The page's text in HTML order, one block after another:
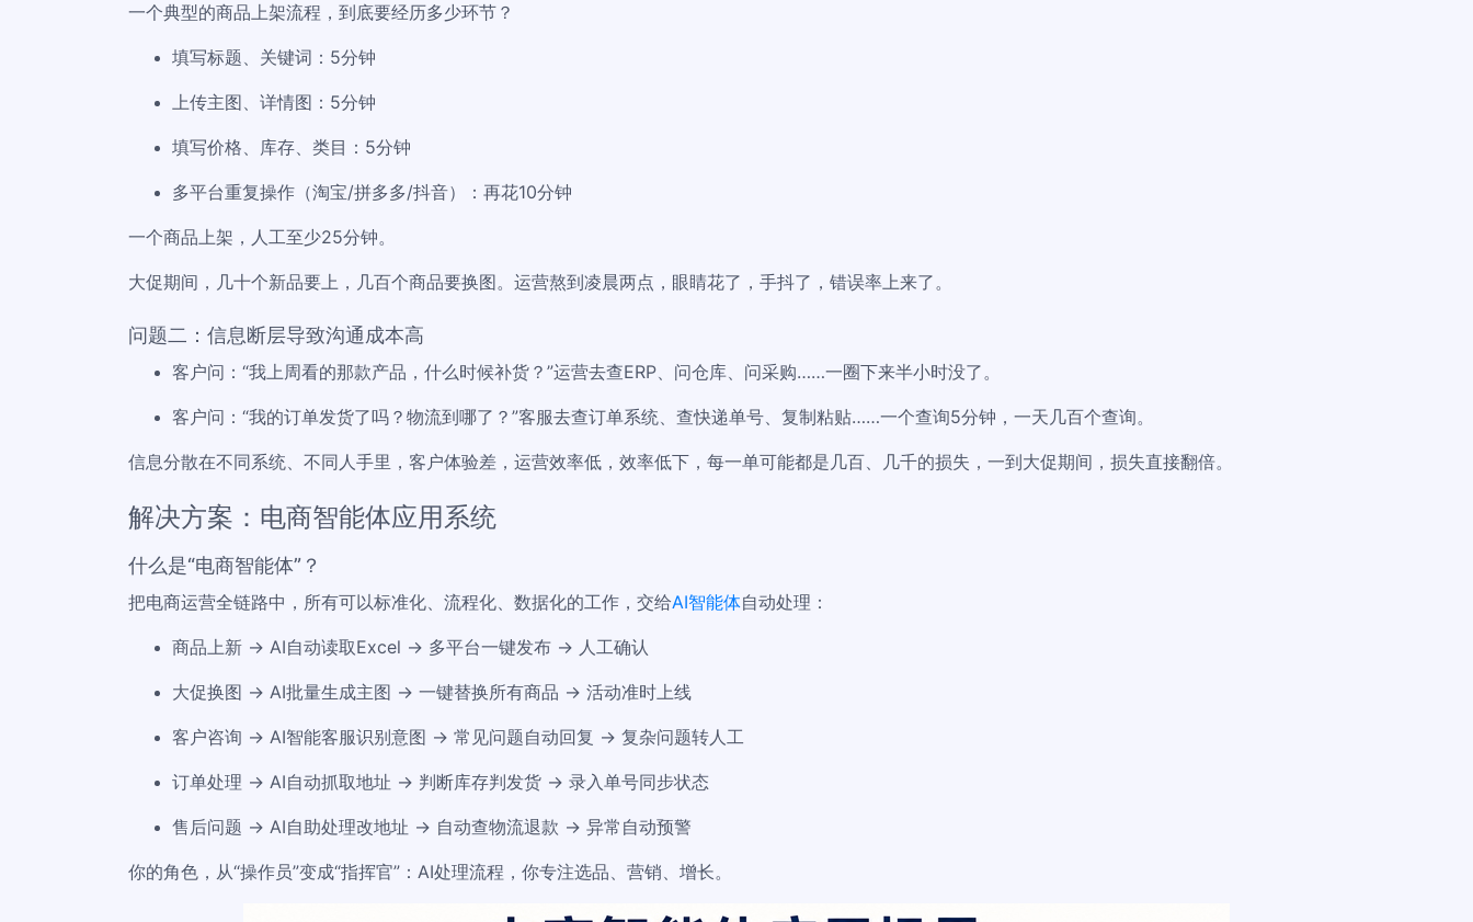
一个典型的商品上架流程，到底要经历多少环节？
填写标题、关键词：5分钟
上传主图、详情图：5分钟
填写价格、库存、类目：5分钟
多平台重复操作（淘宝/拼多多/抖音）：再花10分钟
一个商品上架，人工至少25分钟。
大促期间，几十个新品要上，几百个商品要换图。运营熬到凌晨两点，眼睛花了，手抖了，错误率上来了。
问题二：信息断层导致沟通成本高
客户问：“我上周看的那款产品，什么时候补货？”运营去查ERP、问仓库、问采购……一圈下来半小时没了。
客户问：“我的订单发货了吗？物流到哪了？”客服去查订单系统、查快递单号、复制粘贴……一个查询5分钟，一天几百个查询。
信息分散在不同系统、不同人手里，客户体验差，运营效率低，效率低下，每一单可能都是几百、几千的损失，一到大促期间，损失直接翻倍。
解决方案：电商智能体应用系统
什么是“电商智能体”？
把电商运营全链路中，所有可以标准化、流程化、数据化的工作，交给AI智能体自动处理：
商品上新 → AI自动读取Excel → 多平台一键发布 → 人工确认
大促换图 → AI批量生成主图 → 一键替换所有商品 → 活动准时上线
客户咨询 → AI智能客服识别意图 → 常见问题自动回复 → 复杂问题转人工
订单处理 → AI自动抓取地址 → 判断库存判发货 → 录入单号同步状态
售后问题 → AI自助处理改地址 → 自动查物流退款 → 异常自动预警
你的角色，从“操作员”变成“指挥官”：AI处理流程，你专注选品、营销、增长。